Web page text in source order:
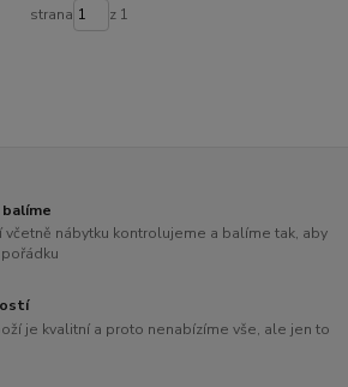
strana z 1
včetně nábytku kontrolujeme a balíme tak, aby
je kvalitní a proto nenabízíme vše, ale jen to